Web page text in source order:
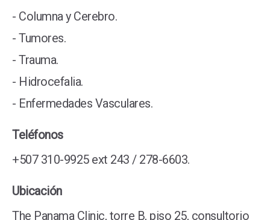
- Columna y Cerebro.
- Tumores.
- Trauma.
- Hidrocefalia.
- Enfermedades Vasculares.
Teléfonos
+507 310-9925 ext 243 / 278-6603.
Ubicación
The Panama Clinic, torre B, piso 25, consultorio